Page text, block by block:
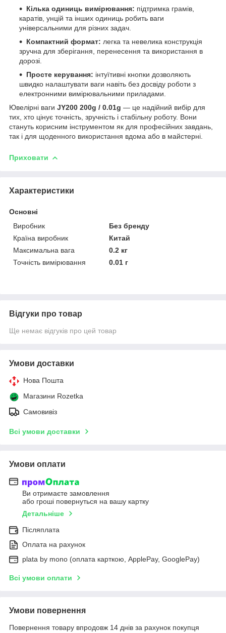
Кілька одиниць вимірювання: підтримка грамів,
каратів, унцій та інших одиниць робить ваги
універсальними для різних задач.
Компактний формат: легка та невелика конструкція
зручна для зберігання, перенесення та використання в
дорозі.
Просте керування: інтуїтивні кнопки дозволяють
швидко налаштувати ваги навіть без досвіду роботи з
електронними вимірювальними приладами.
Ювелірні ваги JY200 200g / 0.01g — це надійний вибір для
тих, хто цінує точність, зручність і стабільну роботу. Вони
стануть корисним інструментом як для професійних завдань,
так і для щоденного використання вдома або в майстерні.
Приховати
Характеристики
Основні
Виробник
Без бренду
Країна виробник
Китай
Максимальна вага
0.2 кг
Точність вимірювання
0.01 г
Відгуки про товар
Ще немає відгуків про цей товар
Умови доставки
Нова Пошта
Магазини Rozetka
Самовивіз
Всі умови доставки
Умови оплати
Ви отримаєте замовлення
або гроші повернуться на вашу картку
Детальніше
Післяплата
Оплата на рахунок
plata by mono (оплата карткою, ApplePay, GooglePay)
Всі умови оплати
Умови повернення
Повернення товару впродовж 14 днів за рахунок покупця